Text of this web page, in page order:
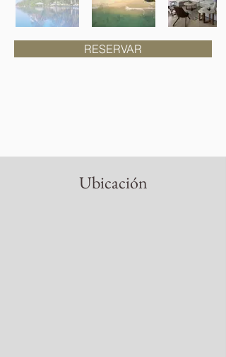
RESERVAR
Ubicación